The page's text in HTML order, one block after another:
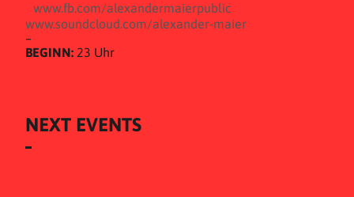
www.fb.com/alexandermaierpublic
www.soundcloud.com/alexander-maier
–
BEGINN: 23 Uhr
NEXT EVENTS